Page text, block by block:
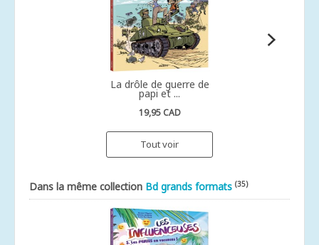
La drôle de guerre de
papi et ...
19,95 CAD
Tout voir
Dans la même collection Bd grands formats (35)